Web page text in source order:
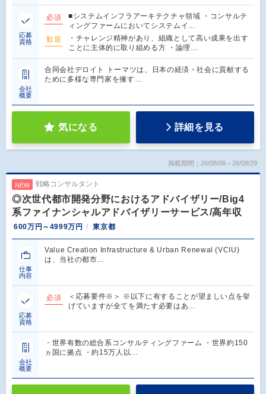
応募
資格
必須
■システムインフラアーキテクチャ領域 ・コンサルテ
ィングファームにおいてシステムイ…
歓迎
・チャレンジ精神があり、組織として高い成果を出す
ことに主体的に取り組める方 ・論理…
会社
概要
合同会社デロイト トーマツは、日本の経済・社会に貢献する
ために多様な専門家を擁す…
気になる 詳細を見る
掲載期間：26/08/08～26/08/29
NEW 戦略コンサルタント
◎次世代都市開発分野におけるアドバイザリー/Big4
系ファイナンシャルアドバイザリーサービス/高年収
600万円～4999万円 東京都
仕事
内容
Value Creation Infrastructure & Urban Renewal (VCIU)
は、当社の都市…
応募
資格
必須
＜応募要件※＞ ※以下に有することが望ましい点を挙
げていますが全てを満たす必要はあ…
会社
概要
・世界有数の総合系コンサルティングファーム ・世界約150
ヵ国に拠点 ・約15万人以…